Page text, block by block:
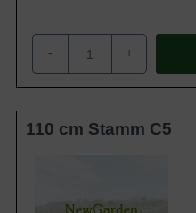
- +
110 cm Stamm C5